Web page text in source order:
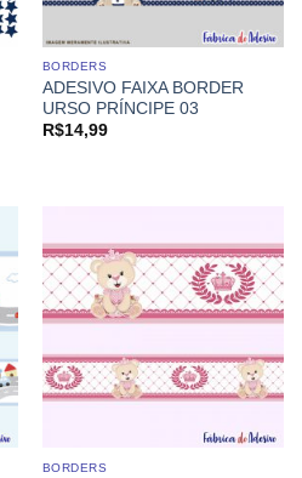
BORDERS
ADESIVO FAIXA BORDER
URSO PRÍNCIPE 03
R$14,99
BORDERS